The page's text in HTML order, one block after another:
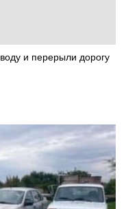
и перерыли дорогу